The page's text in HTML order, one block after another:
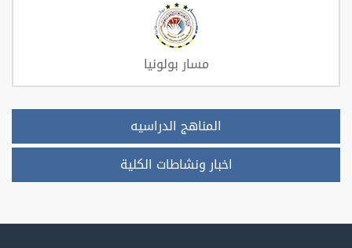
مسار بولونيا
المناهج الدراسيه
اخبار ونشاطات الكلية